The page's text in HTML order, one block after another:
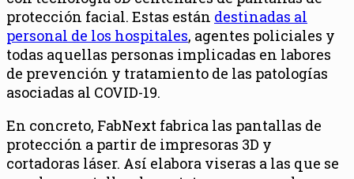
protección facial. Estas están destinadas al
personal de los hospitales, agentes policiales y
todas aquellas personas implicadas en labores
de prevención y tratamiento de las patologías
asociadas al COVID-19.
En concreto, FabNext fabrica las pantallas de
protección a partir de impresoras 3D y
cortadoras láser. Así elabora viseras a las que se